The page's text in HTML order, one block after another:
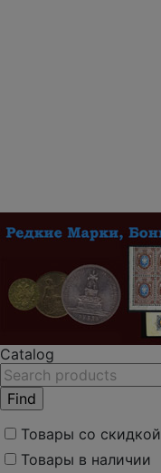
Catalog
Товары со скидкой
Товары в наличии